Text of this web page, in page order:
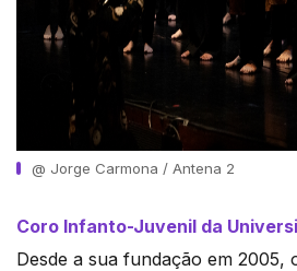
@ Jorge Carmona / Antena 2
Coro Infanto-Juvenil da
Desde a sua fundação em 2005,